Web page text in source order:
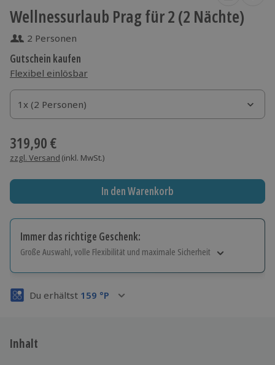
Wellnessurlaub Prag für 2 (2 Nächte)
2 Personen
Gutschein kaufen
Flexibel einlösbar
1x (2 Personen)
1x (2 Personen)
1x (2 Personen)
319,90 €
zzgl. Versand (inkl. MwSt.)
In den Warenkorb
Immer das richtige Geschenk:
Große Auswahl, volle Flexibilität und maximale Sicherheit
Volle Flexibilität
3 Jahre gültig & verlängerbar.
Du erhältst 159 °P
Inhalt